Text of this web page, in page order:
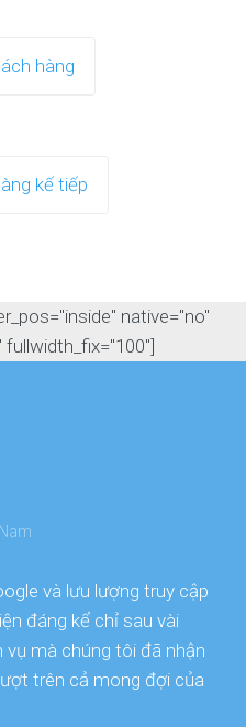
hàng
kế tiếp
native="no"
và lưu lượng truy cập
đáng kể chỉ sau vài
vụ mà chúng tôi đã nhận
trên cả mong đợi của